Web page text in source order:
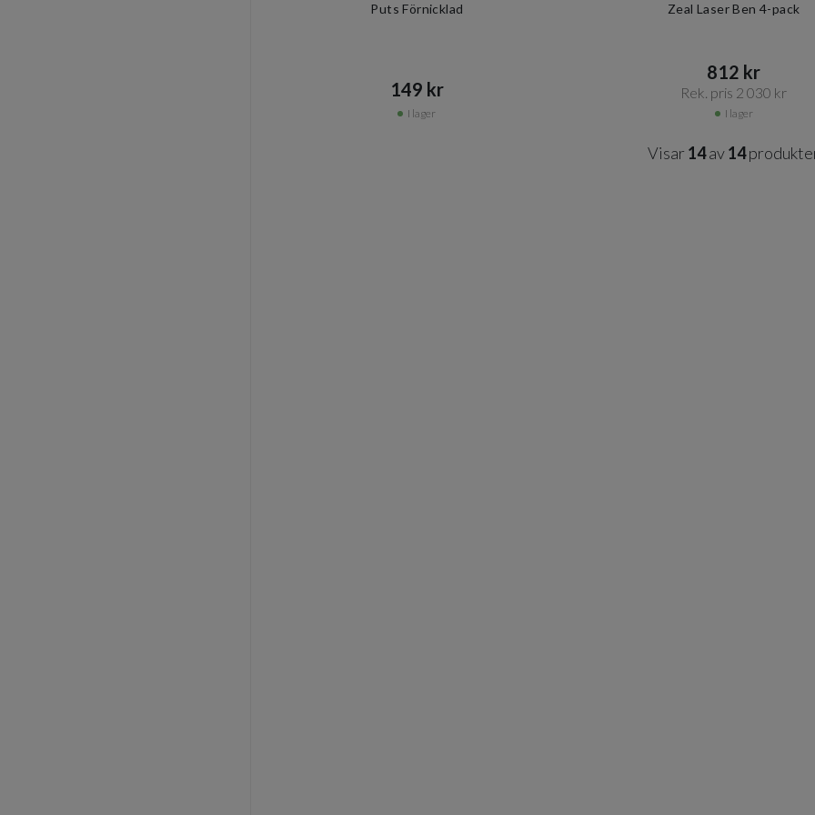
Puts Förnicklad
149 kr​​
I lager
Zeal Laser Ben 4-pack
812 kr​​
Rek. pris 2 030 kr​​
I lager
Visar 14av14